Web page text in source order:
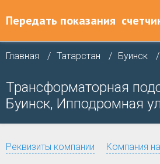
Передать показания
Главная Татарстан Буинск
Трансформаторная
Буинск, Ипподромная
Реквизиты компании Компания